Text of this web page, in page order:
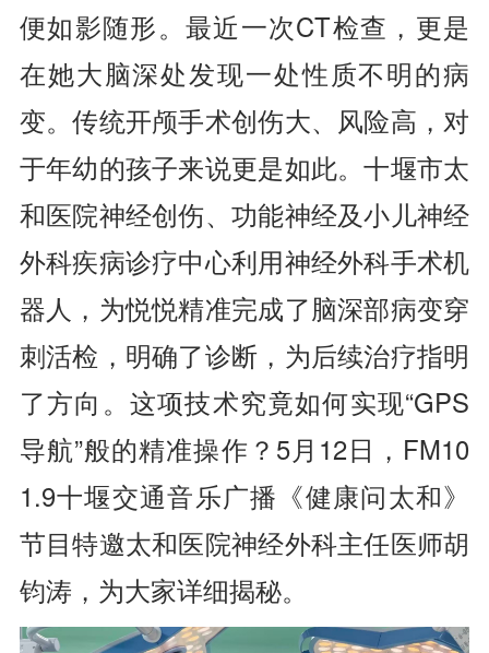
便如影随形。最近一次CT检查，更是
在她大脑深处发现一处性质不明的病
变。传统开颅手术创伤大、风险高，对
于年幼的孩子来说更是如此。十堰市太
和医院神经创伤、功能神经及小儿神经
外科疾病诊疗中心利用神经外科手术机
器人，为悦悦精准完成了脑深部病变穿
刺活检，明确了诊断，为后续治疗指明
了方向。这项技术究竟如何实现“GPS
导航”般的精准操作？5月12日，FM10
1.9十堰交通音乐广播《健康问太和》
节目特邀太和医院神经外科主任医师胡
钧涛，为大家详细揭秘。